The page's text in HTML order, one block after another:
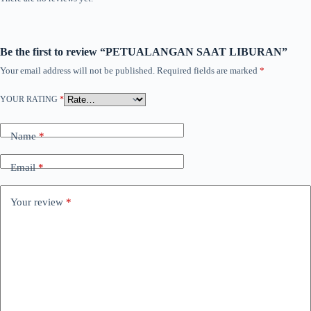
Be the first to review “PETUALANGAN SAAT LIBURAN”
Your email address will not be published. Required fields are marked *
YOUR RATING *
Name*
Email*
Your review *